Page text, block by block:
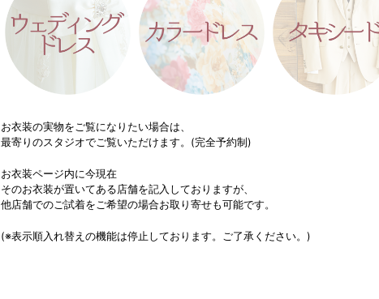
お衣装の実物をご覧になりたい場合は、
最寄りのスタジオでご覧いただけます。(完全予約制)
お衣装ページ内に今現在
そのお衣装が置いてある店舗を記入しておりますが、
他店舗でのご試着をご希望の場合お取り寄せも可能です。
(※表示順入れ替えの機能は停止しております。ご了承ください。)